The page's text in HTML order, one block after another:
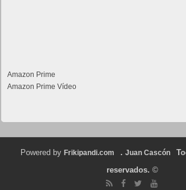
Amazon Prime
Amazon Prime Vídeo
Powered by Frikipandi.com . Juan Cascón
reservados. ©